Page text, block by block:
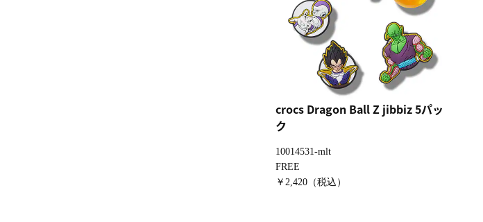
crocs Dragon Ball Z jibbiz 5パッ
ク
10014531-mlt
FREE
￥2,420（税込）